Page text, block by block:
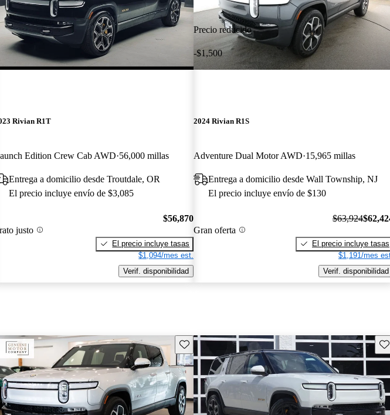
Rivian R1T
Edition Crew Cab AWD 56,000 millas
Entrega a domicilio desde Troutdale, OR
El precio incluye envío de $3,085
justo
$56,870
El precio incluye tasas
$1,094/mes est.
Verif. disponibilidad
Precio reducido
-$1,500
2024 Rivian R1S
Adventure Dual Motor AWD 15,965 millas
Entrega a domicilio desde Wall Township, NJ
El precio incluye envío de $130
Gran oferta
$63,924
El precio incluye tasas
$1,191/mes
Verif. disponibilidad
este Aviso Guarda este Aviso